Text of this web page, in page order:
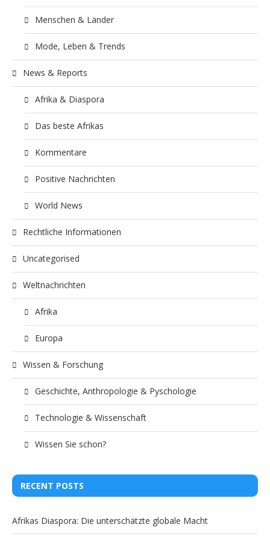
Menschen & Länder
Mode, Leben & Trends
News & Reports
Afrika & Diaspora
Das beste Afrikas
Kommentare
Positive Nachrichten
World News
Rechtliche Informationen
Uncategorised
Weltnachrichten
Afrika
Europa
Wissen & Forschung
Geschichte, Anthropologie & Pyschologie
Technologie & Wissenschaft
Wissen Sie schon?
RECENT POSTS
Afrikas Diaspora: Die unterschätzte globale Macht